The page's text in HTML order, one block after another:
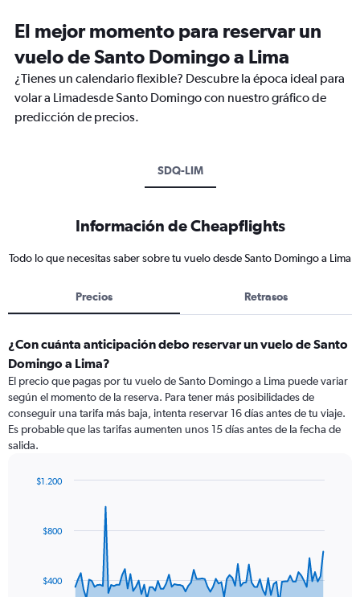
El mejor momento para reservar un
vuelo de Santo Domingo a Lima
¿Tienes un calendario flexible? Descubre la época ideal para
volar a Limadesde Santo Domingo con nuestro gráfico de
predicción de precios.
SDQ-LIM
Información de Cheapflights
Todo lo que necesitas saber sobre tu vuelo desde Santo Domingo a Lima
Precios Retrasos
¿Con cuánta anticipación debo reservar un vuelo de Santo
Domingo a Lima?
El precio que pagas por tu vuelo de Santo Domingo a Lima puede variar
según el momento de la reserva. Para tener más posibilidades de
conseguir una tarifa más baja, intenta reservar 16 días antes de tu viaje.
Es probable que las tarifas aumenten unos 15 días antes de la fecha de
salida.
data
The$400
$800
$1.200